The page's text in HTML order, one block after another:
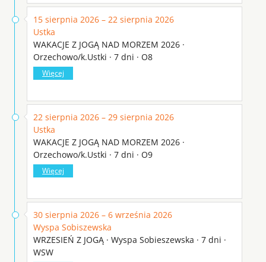
15 sierpnia 2026 – 22 sierpnia 2026
Ustka
WAKACJE Z JOGĄ NAD MORZEM 2026 ·
Orzechowo/k.Ustki · 7 dni · O8
Więcej
22 sierpnia 2026 – 29 sierpnia 2026
Ustka
WAKACJE Z JOGĄ NAD MORZEM 2026 ·
Orzechowo/k.Ustki · 7 dni · O9
Więcej
30 sierpnia 2026 – 6 września 2026
Wyspa Sobiszewska
WRZESIEŃ Z JOGĄ · Wyspa Sobieszewska · 7 dni ·
WSW